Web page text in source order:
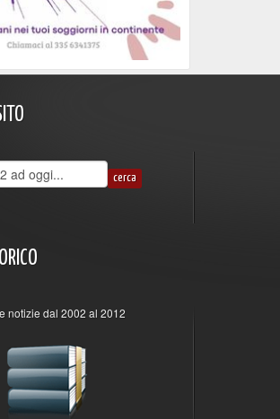
notizie dal 2002 al 2012